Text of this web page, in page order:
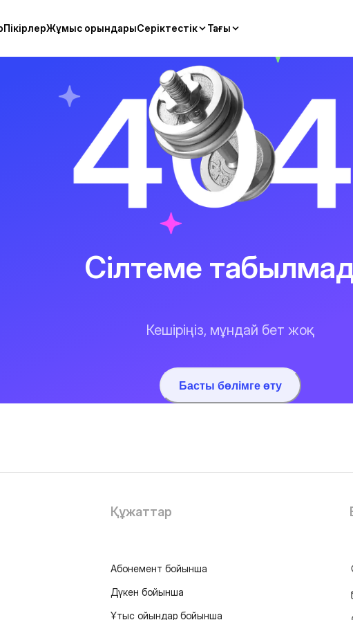
ПікірлерЖұмыс орындарыСеріктестік Тағы
Сілтеме
Кешіріңіз, мұндай бет жоқ
Басты бөлімге өту
Құжаттар
Абонемент бойынша
Дүкен бойынша
Ұтыс ойындар бойынша